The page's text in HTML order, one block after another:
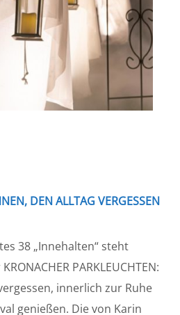
DEN ALLTAG VERGESSEN
38 „Innehalten“ steht
PARKLEUCHTEN:
innerlich zur Ruhe
genießen. Die von Karin